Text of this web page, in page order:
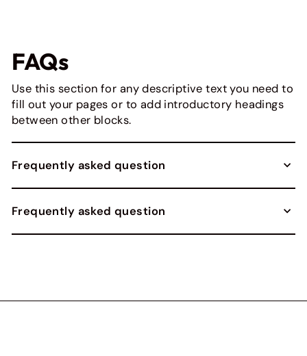
FAQs
Use this section for any descriptive text you need to
fill out your pages or to add introductory headings
between other blocks.
Frequently asked question
Frequently asked question